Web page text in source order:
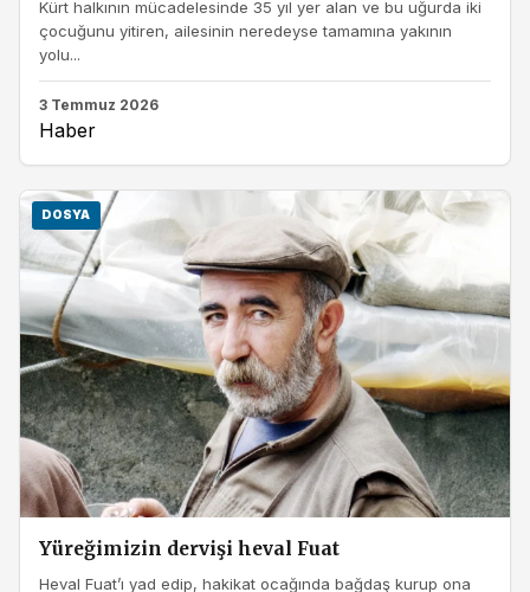
Kürt halkının mücadelesinde 35 yıl yer alan ve bu uğurda iki
çocuğunu yitiren, ailesinin neredeyse tamamına yakının
yolu...
3 Temmuz 2026
Haber
DOSYA
Yüreğimizin dervişi heval Fuat
Heval Fuat’ı yad edip, hakikat ocağında bağdaş kurup ona